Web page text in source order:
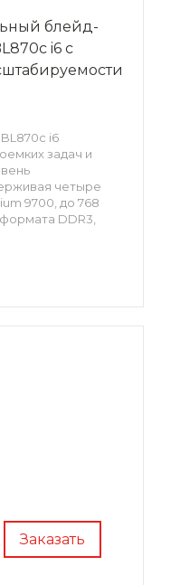
блейд-
i6 с
i6
задач и
четыре
9700, до 768
DDR3,
(CNA).
Заказать